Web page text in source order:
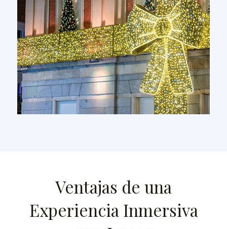
Ventajas de una
Experiencia Inmersiva